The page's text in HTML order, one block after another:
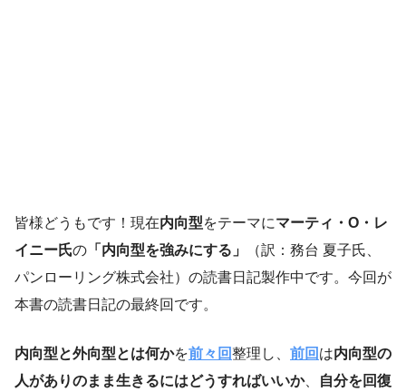
皆様どうもです！現在内向型をテーマにマーティ・O・レ
イニー氏の 「内向型を強みにする」
（訳：務台 夏子氏、
パンローリング株式会社）の読書日記製作中です。今回が
本書の読書日記の最終回です。
内向型と外向型とは何かを前々回整理し、 前回 は内向型の
人がありのまま生きるにはどうすればいいか、
自分を回復